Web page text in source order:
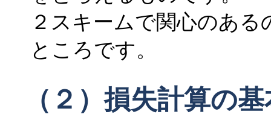
２スキームで関心のあ
ところです。
（２）損失計算の